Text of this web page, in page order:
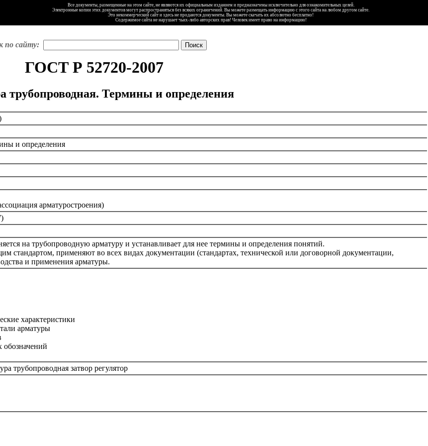
Все документы, размещенные на этом сайте, не являются их официальным изданием и предназначены исключительно для ознакомительных целей.
Электронные копии этих документов могут распространяться без всяких ограничений. Вы можете размещать информацию с этого сайта на любом другом сайте.
Это некоммерческий сайт и здесь не продаются документы. Вы можете скачать их абсолютно бесплатно!
Содержимое сайта не нарушает чьих-либо авторских прав! Человек имеет право на информацию!
по сайту:
ГОСТ Р 52720-2007
трубопроводная. Термины и определения
и определения
арматуростроения)
на трубопроводную арматуру и устанавливает для нее термины и определения понятий.
стандартом, применяют во всех видах документации (стандартах, технической или договорной документации,
и применения арматуры.
характеристики
арматуры
обозначений
трубопроводная затвор регулятор